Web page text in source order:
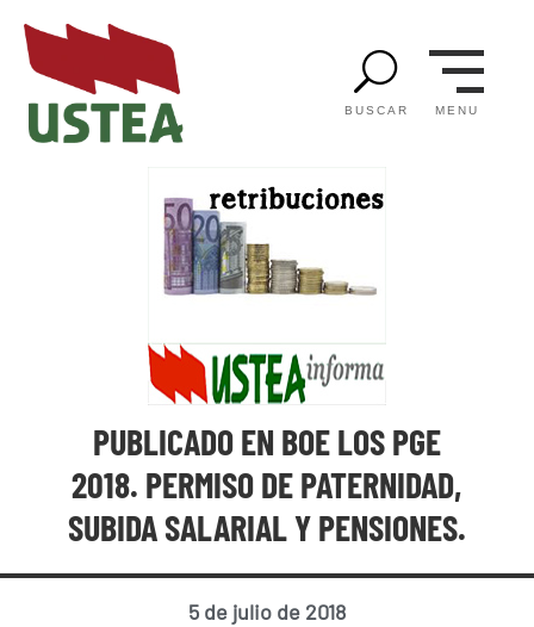
U
BUSCAR MENU
PUBLICADO EN BOE LOS PGE
2018. PERMISO DE PATERNIDAD,
SUBIDA SALARIAL Y PENSIONES.
5 de julio de 2018